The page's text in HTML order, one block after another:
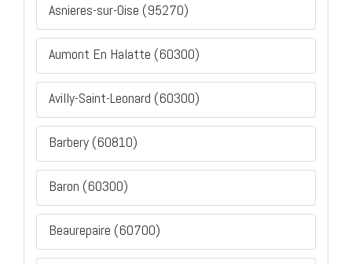
Asnieres-sur-Oise (95270)
Aumont En Halatte (60300)
Avilly-Saint-Leonard (60300)
Barbery (60810)
Baron (60300)
Beaurepaire (60700)